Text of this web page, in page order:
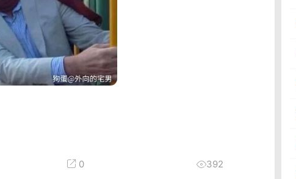
0 392